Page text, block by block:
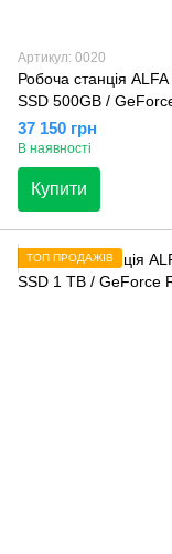
Артикул: 0020
Робоча станція
SSD 500GB /
37 150 грн
В наявності
Купити
ТОП ПРОДАЖІВ